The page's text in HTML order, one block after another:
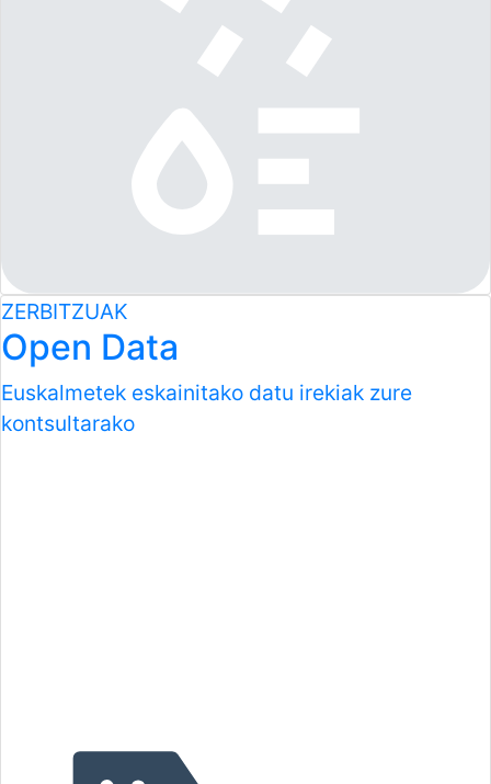
ZERBITZUAK
Open Data
Euskalmetek eskainitako datu irekiak zure
kontsultarako